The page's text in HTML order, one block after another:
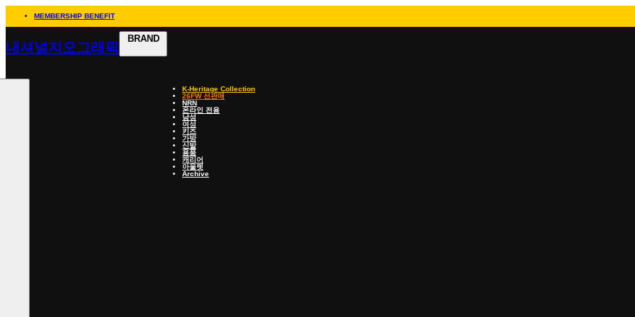
MEMBERSHIP BENEFIT
내셔널지오그래픽
BRAND
K-Heritage Collection
26FW 선판매
NRN
온라인 전용
남성
여성
키즈
가방
신발
용품
캐리어
아울렛
Archive